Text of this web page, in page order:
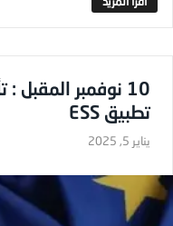
10 نوفمبر المقبل
تطبيق ESS
يناير 5, 2025